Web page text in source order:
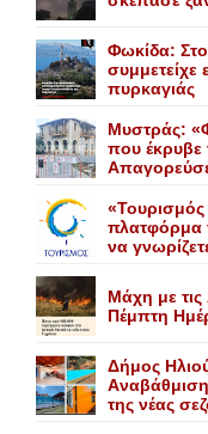
Φωκίδα:
συμμετείχε
πυρκαγιάς
Mυστράς:
που έκρυβε
«Τουρισμός
πλατφόρμα
να
Mάχη με
Πέμπτη
Δήμος
της νέας